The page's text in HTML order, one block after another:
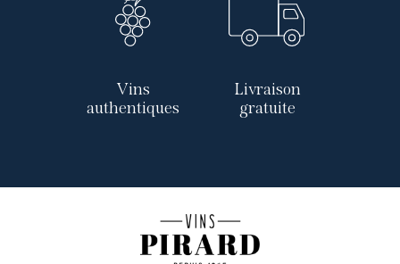
Vins
authentiques
Livraison
gratuite